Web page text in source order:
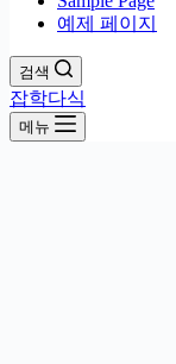
예제 페이지
검색
잡학다식
메뉴